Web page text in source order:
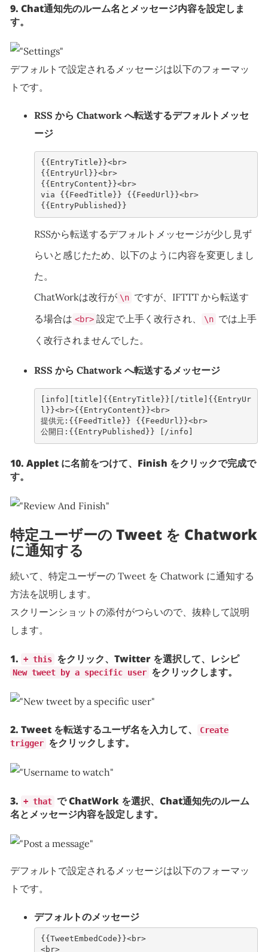
9. Chat通知先のルーム名とメッセージ内容を設定しま
す。
デフォルトで設定されるメッセージは以下のフォーマッ
トです。
RSS から Chatwork へ転送するデフォルトメッセ
ージ
{{EntryTitle}}<br>
{{EntryUrl}}<br>
{{EntryContent}}<br>
via {{FeedTitle}} {{FeedUrl}}<br>
{{EntryPublished}}
RSSから転送するデフォルトメッセージが少し見ず
らいと感じたため、以下のように内容を変更しまし
た。
ChatWorkは改行が \n ですが、IFTTT から転送す
る場合は <br> 設定で上手く改行され、 \n では上手
く改行されませんでした。
RSS から Chatwork へ転送するメッセージ
[info][title]{{EntryTitle}}[/title]{{EntryUr
l}}<br>{{EntryContent}}<br>
提供元:{{FeedTitle}} {{FeedUrl}}<br>
公開日:{{EntryPublished}} [/info]
10. Applet に名前をつけて、Finish をクリックで完成で
す。
特定ユーザーの Tweet を Chatwork
に通知する
続いて、特定ユーザーの Tweet を Chatwork に通知する
方法を説明します。
スクリーンショットの添付がつらいので、抜粋して説明
します。
1. + this をクリック、Twitter を選択して、レシピ
New tweet by a specific user をクリックします。
2. Tweet を転送するユーザ名を入力して、
Create
trigger をクリックします。
3. + that で ChatWork を選択、Chat通知先のルーム
名とメッセージ内容を設定します。
デフォルトで設定されるメッセージは以下のフォーマッ
トです。
デフォルトのメッセージ
{{TweetEmbedCode}}<br>
<br>